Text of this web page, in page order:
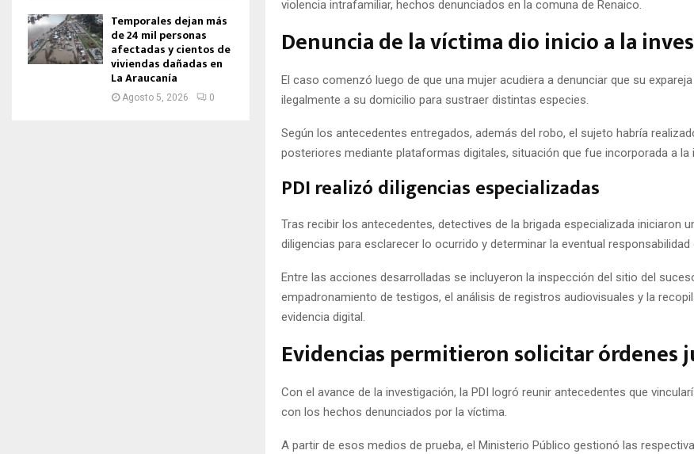
violencia intrafamiliar, hechos denunciados en la comuna de Renaico.
Denuncia de la víctima dio inicio a la
El caso comenzó luego de que una mujer acudiera a denunciar que su
ilegalmente a su domicilio para sustraer distintas especies.
Según los antecedentes entregados, además del robo, el sujeto habría
posteriores mediante plataformas digitales, situación que fue incorporada a la
PDI realizó diligencias especializadas
Tras recibir los antecedentes, detectives de la brigada especializada iniciaron
diligencias para esclarecer lo ocurrido y determinar la eventual responsabilidad
Entre las acciones desarrolladas se incluyeron la inspección del sitio del
empadronamiento de testigos, el análisis de registros audiovisuales y la
evidencia digital.
Evidencias permitieron solicitar órdenes
Con el avance de la investigación, la PDI logró reunir antecedentes que
con los hechos denunciados por la víctima.
A partir de esos medios de prueba, el Ministerio Público gestionó las
Temporales dejan más
de 24 mil personas
afectadas y cientos de
viviendas dañadas en
La Araucanía
Agosto 5, 2026 0